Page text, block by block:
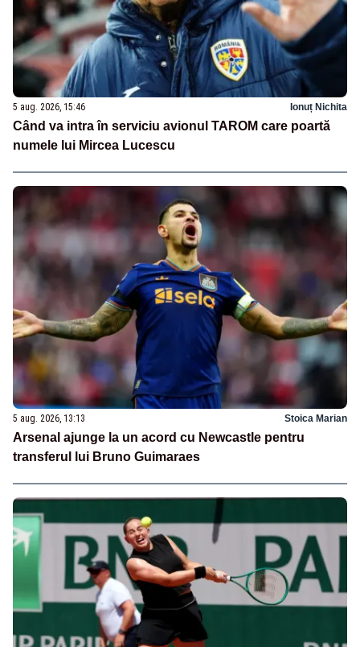
5 aug. 2026, 15:46 Ionuț Nichita
Când va intra în serviciu avionul TAROM care poartă
numele lui Mircea Lucescu
5 aug. 2026, 13:13 Stoica Marian
Arsenal ajunge la un acord cu Newcastle pentru
transferul lui Bruno Guimaraes